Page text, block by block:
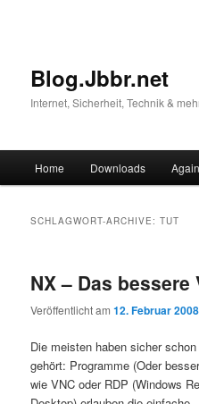
Blog.Jbbr.net
Internet, Sicherheit, Technik &
Zum
Zum
wechseln
Home Downloads
SCHLAGWORT-ARCHIVE:TUT
NX – Das bessere
Veröffentlicht am12. Februar 2008
Die meisten haben sicher
gehört: Programme (Oder
wie VNC oder RDP (Windows